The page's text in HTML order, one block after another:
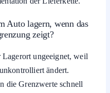
Auto lagern, wenn das
zeigt?
Lagerort ungeeignet, weil
ändert.
die Grenzwerte schnell